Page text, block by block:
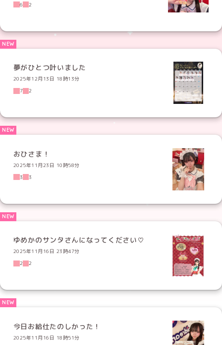
6
2
夢がひとつ叶いました
2025年12月13日 18時13分
7
2
おひさま！
2025年11月23日 10時58分
3
3
ゆめかのサンタさんになってください♡
2025年11月16日 23時47分
2
2
今日お給仕たのしかった！
2025年11月16日 18時51分